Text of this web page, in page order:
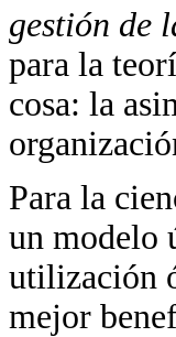
gestión de
para la
cosa: la
Para la
un modelo
utilización
mejor